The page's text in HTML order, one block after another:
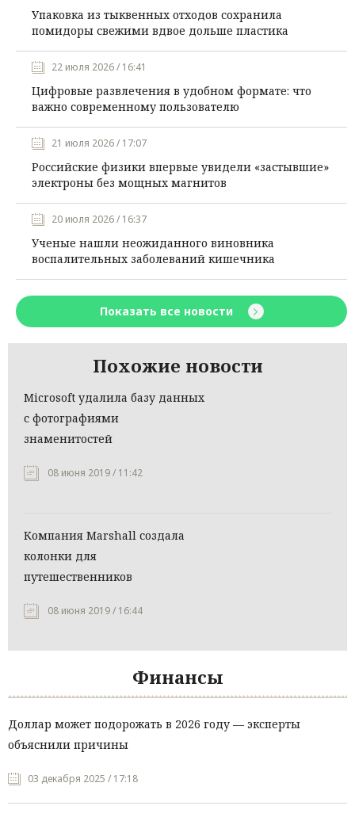
Упаковка из тыквенных отходов сохранила
помидоры свежими вдвое дольше пластика
22 июля 2026 / 16:41
Цифровые развлечения в удобном формате: что
важно современному пользователю
21 июля 2026 / 17:07
Российские физики впервые увидели «застывшие»
электроны без мощных магнитов
20 июля 2026 / 16:37
Ученые нашли неожиданного виновника
воспалительных заболеваний кишечника
Показать все новости
Похожие новости
Microsoft удалила базу данных
с фотографиями
знаменитостей
08 июня 2019 / 11:42
Компания Marshall создала
колонки для
путешественников
08 июня 2019 / 16:44
Финансы
Доллар может подорожать в 2026 году — эксперты
объяснили причины
03 декабря 2025 / 17:18